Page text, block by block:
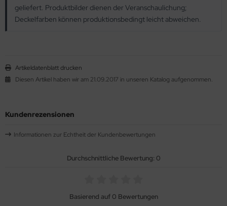
geliefert. Produktbilder dienen der Veranschaulichung;
Deckelfarben können produktionsbedingt leicht abweichen.
Artikeldatenblatt drucken
Diesen Artikel haben wir am 21.09.2017 in unseren Katalog aufgenommen.
Kundenrezensionen
Informationen zur Echtheit der Kundenbewertungen
Durchschnittliche Bewertung: 0
Basierend auf 0 Bewertungen